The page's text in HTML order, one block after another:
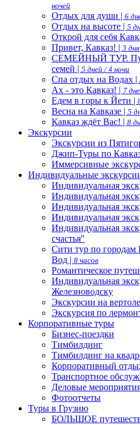
ночей
Отдых для души | 6
Отдых на высоте | 5
Открой для себя
Привет, Кавказ! | 3
СЕМЕЙНЫЙ ТУР.
семей | 5 дней / 4 ночи
Спа отдых на Водах |
Ах - это Кавказ! | 7
Едем в горы к Йети |
Весна на Кавказе | 5
Кавказ ждёт Вас! | 8
Экскурсии
Экскурсии из
Джип-Туры по
Иммерсивные
Индивидуальные
Индивидуальная
Индивидуальная
Индивидуальная
Индивидуальная
Индивидуальная
счастья"
Сити тур по
Вод | 8 часов
Романтическое
Индивидуальная
Железноводску
Экскурсии на
Экскурсия по
Корпоративные туры
Бизнес-поездки
Тимбилдинг
Тимбилдинг на
Корпоративный
Транспортное
Деловые
Фотоотчеты
Туры в Грузию
БОЛЬШОЕ